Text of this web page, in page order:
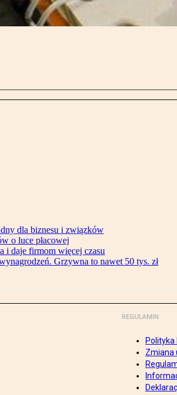
dla biznesu i związków
o luce płacowej
i daje firmom więcej czasu
Grzywna to nawet 50 tys. zł
REGULAMIN
Zmiana